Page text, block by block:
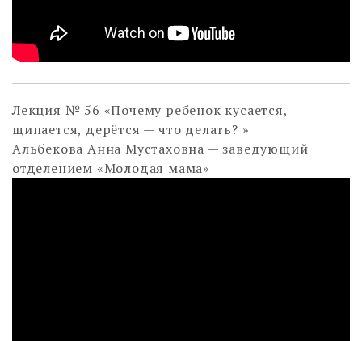
Лекция № 56 «Почему ребенок кусается,
щипается, дерётся — что делать? »
Альбекова Анна Мустаховна — заведующий
отделением «Молодая мама»